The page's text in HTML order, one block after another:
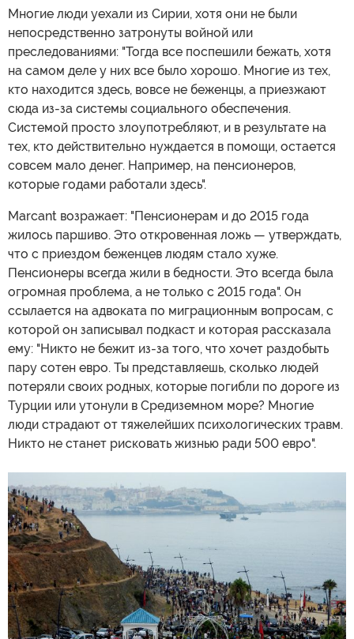
Многие люди уехали из Сирии, хотя они не были
непосредственно затронуты войной или
преследованиями: "Тогда все поспешили бежать, хотя
на самом деле у них все было хорошо. Многие из тех,
кто находится здесь, вовсе не беженцы, а приезжают
сюда из-за системы социального обеспечения.
Системой просто злоупотребляют, и в результате на
тех, кто действительно нуждается в помощи, остается
совсем мало денег. Например, на пенсионеров,
которые годами работали здесь".
Marcant возражает: "Пенсионерам и до 2015 года
жилось паршиво. Это откровенная ложь — утверждать,
что с приездом беженцев людям стало хуже.
Пенсионеры всегда жили в бедности. Это всегда была
огромная проблема, а не только с 2015 года". Он
ссылается на адвоката по миграционным вопросам, с
которой он записывал подкаст и которая рассказала
ему: "Никто не бежит из-за того, что хочет раздобыть
пару сотен евро. Ты представляешь, сколько людей
потеряли своих родных, которые погибли по дороге из
Турции или утонули в Средиземном море? Многие
люди страдают от тяжелейших психологических травм.
Никто не станет рисковать жизнью ради 500 евро".